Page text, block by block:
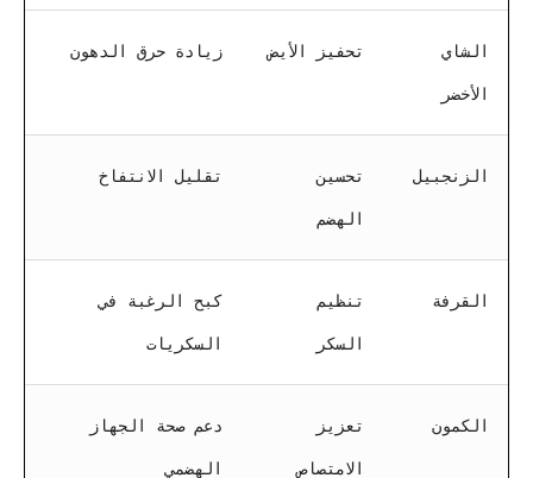
الشاي
الأخضر
تحفيز الأيض زيادة حرق الدهون
الزنجبيل تحسين
الهضم
تقليل الانتفاخ
القرفة تنظيم
السكر
كبح الرغبة في
السكريات
الكمون تعزيز
الامتصاص
دعم صحة الجهاز
الهضمي